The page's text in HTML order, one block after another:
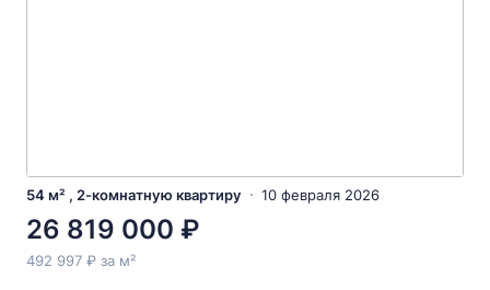
54 м² , 2-комнатную квартиру 10 февраля 2026
26 819 000 ₽
492 997 ₽ за м²